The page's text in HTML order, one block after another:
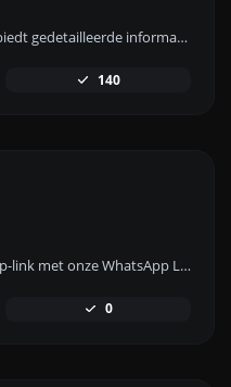
De IP-opzoektool van Digily Link biedt gedetailleerde informatie over elk IP-adres. Gebruik deze gratis online service om uitgebreide IP-gegevens te verkrijgen.
140
Genereer direct je gratis WhatsApp-link met onze WhatsApp Link Generator. Voeg een aangepast bericht toe en start chats met één klik – geen login of codering vereist.
0